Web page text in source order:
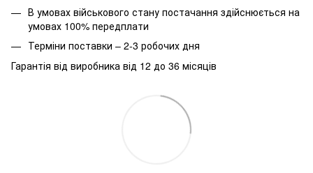
В умовах військового стану постачання здійснюється на
умовах 100% передплати
Терміни поставки – 2-3 робочих дня
Гарантія від виробника від 12 до 36 місяців